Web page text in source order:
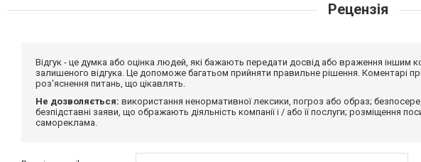
Рецензія
Відгук - це думка або оцінка людей, які бажають передати досвід або враження
залишеного відгука. Це допоможе багатьом прийняти правильне рішення. Коментарі
роз'яснення питань, що цікавлять.
Не дозволяється: використання ненормативної лексики, погроз або образ;
безпідставні заяви, що ображають діяльність компанії і / або її послуги; розміщення
самореклама.